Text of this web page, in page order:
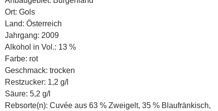
Ort: Gols
Land: Österreich
Jahrgang: 2009
Alkohol in Vol.: 13 %
Farbe: rot
Geschmack: trocken
Restzucker: 1,2 g/l
Säure: 5,2 g/l
Rebsorte(n): Cuvée aus 63 % Zweigelt, 35 % Blaufränkisch,